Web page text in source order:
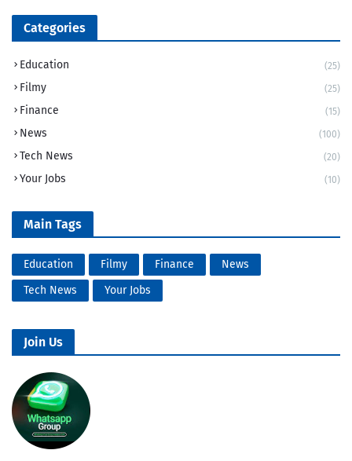
Categories
Education (25)
Filmy (25)
Finance (15)
News (100)
Tech News (20)
Your Jobs (10)
Main Tags
Education Filmy Finance
News
Tech News
Your Jobs
Join Us